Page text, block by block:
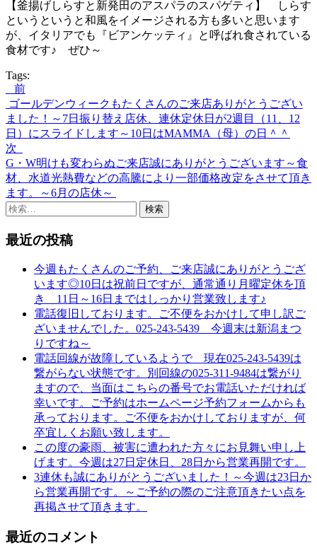
【釜揚げしらすと新発田のアスパラのスパゲティ】 しらす
というというと和風をイメージされる方も多いと思います
が、イタリアでも『ビアンケッティ』と呼ばれ食されている
食材です♪ ぜひ～
Tags:
投
稿
ナ
ビ
ゲ
ー
シ
ョ
前
ゴールデンウィークもたくさんのご来店ありがとうござい
ました！～7日振り替え店休、連休定休日が2週目（11、12
日）にスライドします～10日はMAMMA（母）の日＾＾
次
G・W明けも変わらぬご来店誠にありがとうございます～食
材、水道光熱費などの高騰により一部価格改定をさせて頂き
ます。～6月の店休～
検
最近の投稿
今週もたくさんのご予約、ご来店誠にありがとうござ
います◎10日は祝前日ですが、通常通り月曜定休を頂
き 11日～16日まではしっかり営業致します♪
電話復旧しております。ご不便をおかけして申し訳ご
ざいませんでした。025-243-5439 今週末は新潟まつ
りですね～
電話回線が故障しているようで 現在025‐243‐5439は
繋がらない状態です。別回線の025‐311‐9484は繋がり
ますので、当面はこちらの番号でお電話いただければ
幸いです。ご予約はホームページ予約フォームからも
承っております。ご不便をおかけしておりますが、何
卒宜しくお願い致します。
この度の豪雨、被害に遭われた方々にお見舞い申し上
げます。今週は27日定休日、28日から営業再開です。
3連休も誠にありがとうございました！～今週は23日か
ら営業再開です。～ご予約の際のご注意頂きたい点を
再掲させて頂きます。
最近のコメント